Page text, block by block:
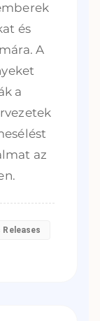
és
A
a
az
Releases